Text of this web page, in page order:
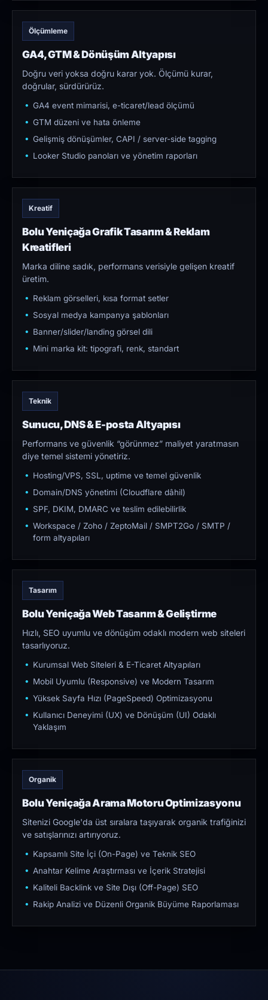
Ölçümleme
GA4, GTM & Dönüşüm Altyapısı
Doğru veri yoksa doğru karar yok. Ölçümü kurar,
doğrular, sürdürürüz.
GA4 event mimarisi, e-ticaret/lead ölçümü
GTM düzeni ve hata önleme
Gelişmiş dönüşümler, CAPI / server-side tagging
Looker Studio panoları ve yönetim raporları
Kreatif
Bolu Yeniçağa Grafik Tasarım & Reklam
Kreatifleri
Marka diline sadık, performans verisiyle gelişen kreatif
üretim.
Reklam görselleri, kısa format setler
Sosyal medya kampanya şablonları
Banner/slider/landing görsel dili
Mini marka kit: tipografi, renk, standart
Teknik
Sunucu, DNS & E-posta Altyapısı
Performans ve güvenlik “görünmez” maliyet yaratmasın
diye temel sistemi yönetiriz.
Hosting/VPS, SSL, uptime ve temel güvenlik
Domain/DNS yönetimi (Cloudflare dâhil)
SPF, DKIM, DMARC ve teslim edilebilirlik
Workspace / Zoho / ZeptoMail / SMPT2Go / SMTP /
form altyapıları
Tasarım
Bolu Yeniçağa Web Tasarım & Geliştirme
Hızlı, SEO uyumlu ve dönüşüm odaklı modern web siteleri
tasarlıyoruz.
Kurumsal Web Siteleri & E-Ticaret Altyapıları
Mobil Uyumlu (Responsive) ve Modern Tasarım
Yüksek Sayfa Hızı (PageSpeed) Optimizasyonu
Kullanıcı Deneyimi (UX) ve Dönüşüm (UI) Odaklı
Yaklaşım
Organik
Bolu Yeniçağa Arama Motoru Optimizasyonu
Sitenizi Google'da üst sıralara taşıyarak organik trafiğinizi
ve satışlarınızı artırıyoruz.
Kapsamlı Site İçi (On-Page) ve Teknik SEO
Anahtar Kelime Araştırması ve İçerik Stratejisi
Kaliteli Backlink ve Site Dışı (Off-Page) SEO
Rakip Analizi ve Düzenli Organik Büyüme Raporlaması